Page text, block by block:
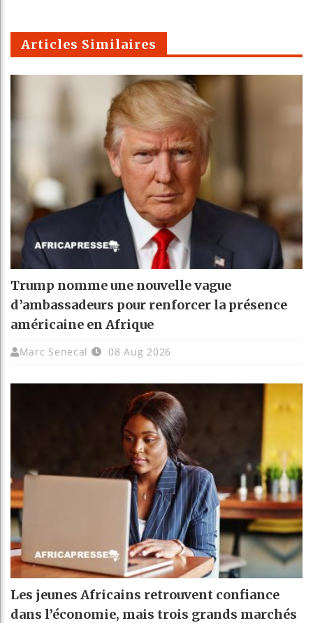
m
Articles Similaires
Trump nomme une nouvelle vague
d’ambassadeurs pour renforcer la présence
américaine en Afrique
Marc Senecal 08 Aug 2026
Les jeunes Africains retrouvent confiance
dans l’économie, mais trois grands marchés